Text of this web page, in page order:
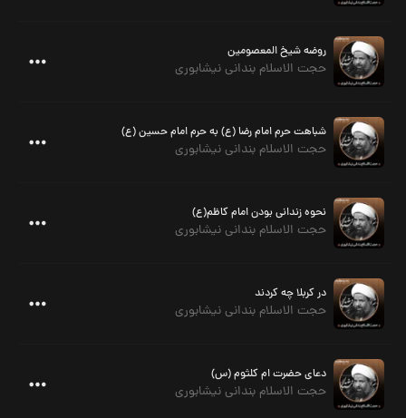
روضه شیخ المعصومین
حجت الاسلام بندانی نیشابوری
شباهت حرم امام رضا (ع) به حرم امام حسین (ع)
حجت الاسلام بندانی نیشابوری
نحوه زندانی بودن امام کاظم(ع)
حجت الاسلام بندانی نیشابوری
در کربلا چه کردند
حجت الاسلام بندانی نیشابوری
دعای حضرت ام کلثوم (س)
حجت الاسلام بندانی نیشابوری